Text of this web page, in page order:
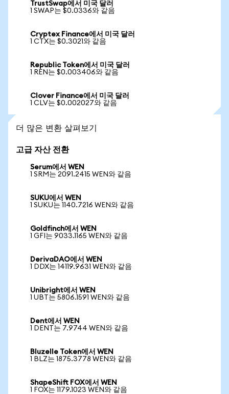
TrustSwap에서 미국 달러
1 SWAP는 $0.0336와 같음
Cryptex Finance에서 미국 달러
1 CTX는 $0.3021와 같음
Republic Token에서 미국 달러
1 REN는 $0.003406와 같음
Clover Finance에서 미국 달러
1 CLV는 $0.002027와 같음
더 많은 변환 살펴보기
고급 자산 전환
Serum에서 WEN
1 SRM는 2091.2415 WEN와 같음
SUKU에서 WEN
1 SUKU는 1140.7216 WEN와 같음
Goldfinch에서 WEN
1 GFI는 9033.1165 WEN와 같음
DerivaDAO에서 WEN
1 DDX는 14119.9631 WEN와 같음
Unibright에서 WEN
1 UBT는 5806.1591 WEN와 같음
Dent에서 WEN
1 DENT는 7.9744 WEN와 같음
Bluzelle Token에서 WEN
1 BLZ는 1875.3778 WEN와 같음
ShapeShift FOX에서 WEN
1 FOX는 1179.1023 WEN와 같음